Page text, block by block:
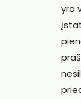
yra